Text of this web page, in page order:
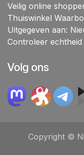
Veilig online
Thuiswinkel
Uitgegeven aan:
Controleer echtheid
Volg ons
Copyright ©